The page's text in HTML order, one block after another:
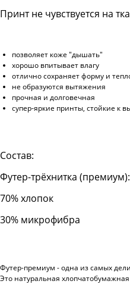
Принт не чувствуется на
позволяет коже "дышать"
хорошо впитывает влагу
отлично сохраняет форму и
не образуются вытяжения
прочная и долговечная
супер-яркие принты, стойкие к
Состав:
Футер-трёхнитка (премиум):
70% хлопок
30% микрофибра
Футер-премиум - одна из самых
Это натуральная